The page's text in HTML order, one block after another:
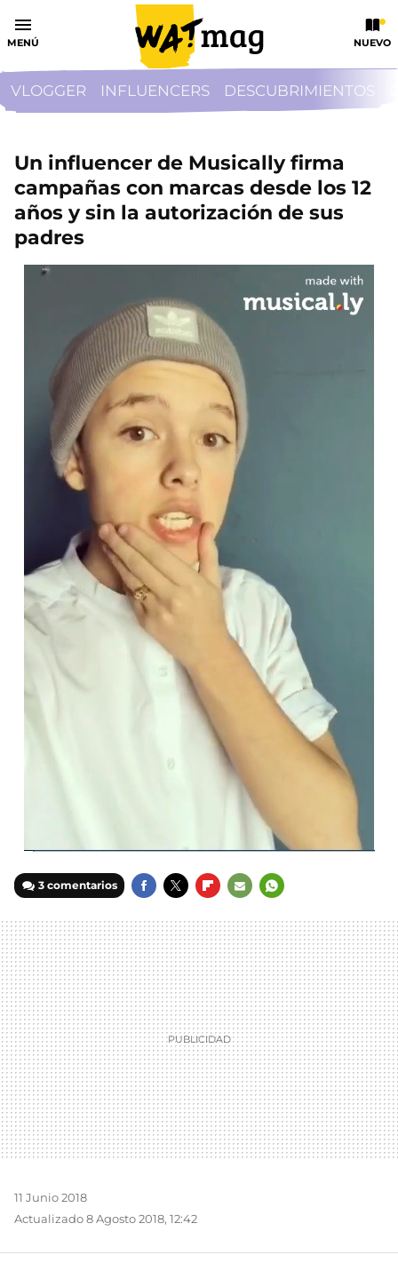
MENÚ NUEVO
VLOGGER INFLUENCERS DESCUBRIMIENTOS
Un influencer de Musically firma
campañas con marcas desde los 12
años y sin la autorización de sus
padres
3 comentarios
MAIL
11 Junio 2018
Actualizado 8 Agosto 2018, 12:42